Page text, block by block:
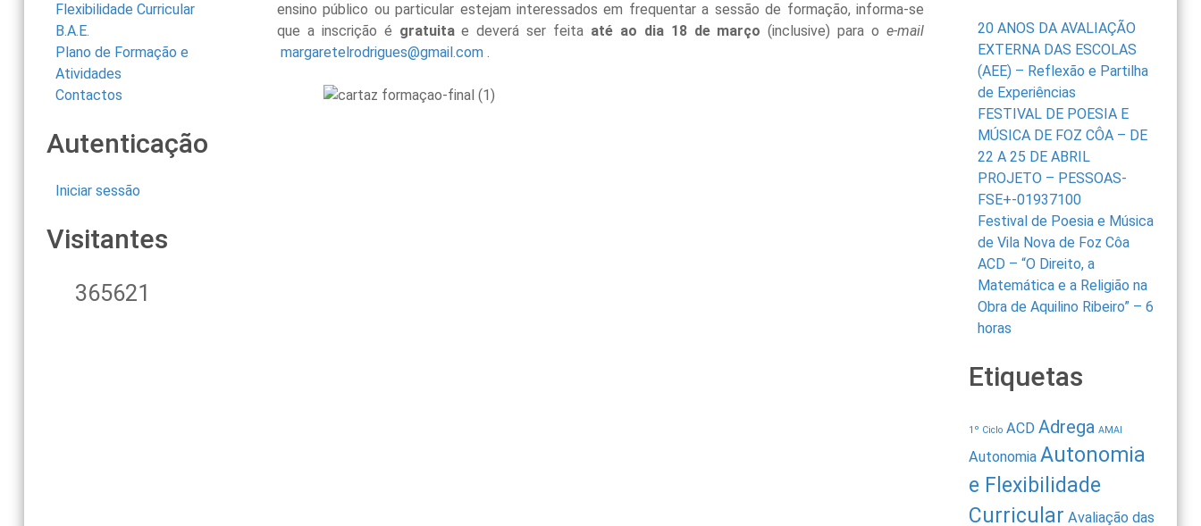
Flexibilidade Curricular
B.A.E.
Plano de Formação e
Atividades
Contactos
Autenticação
Iniciar sessão
Visitantes
365621
ensino público ou particular estejam interessados em frequentar a sessão de formação, informa-se
que a inscrição é gratuitae deverá ser feita até ao dia 18 de março (inclusive) para oe-mail
margaretelrodrigues@gmail.com.
20 ANOS DA AVALIAÇÃO
EXTERNA DAS ESCOLAS
(AEE) – Reflexão e Partilha
de Experiências
FESTIVAL DE POESIA E
MÚSICA DE FOZ CÔA – DE
22 A 25 DE ABRIL
PROJETO – PESSOAS-
FSE+-01937100
Festival de Poesia e Música
de Vila Nova de Foz Côa
ACD – “O Direito, a
Matemática e a Religião na
Obra de Aquilino Ribeiro” – 6
horas
Etiquetas
1º Ciclo ACD Adrega AMAI
Autonomia Autonomia
e Flexibilidade
Curricular Avaliação das